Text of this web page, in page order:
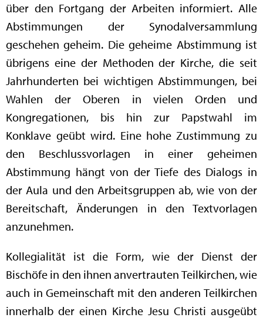
über den Fortgang der Arbeiten informiert. Alle
Abstimmungen der Synodalversammlung
geschehen geheim. Die geheime Abstimmung ist
übrigens eine der Methoden der Kirche, die seit
Jahrhunderten bei wichtigen Abstimmungen, bei
Wahlen der Oberen in vielen Orden und
Kongregationen, bis hin zur Papstwahl im
Konklave geübt wird. Eine hohe Zustimmung zu
den Beschlussvorlagen in einer geheimen
Abstimmung hängt von der Tiefe des Dialogs in
der Aula und den Arbeitsgruppen ab, wie von der
Bereitschaft, Änderungen in den Textvorlagen
anzunehmen.
Kollegialität ist die Form, wie der Dienst der
Bischöfe in den ihnen anvertrauten Teilkirchen, wie
auch in Gemeinschaft mit den anderen Teilkirchen
innerhalb der einen Kirche Jesu Christi ausgeübt